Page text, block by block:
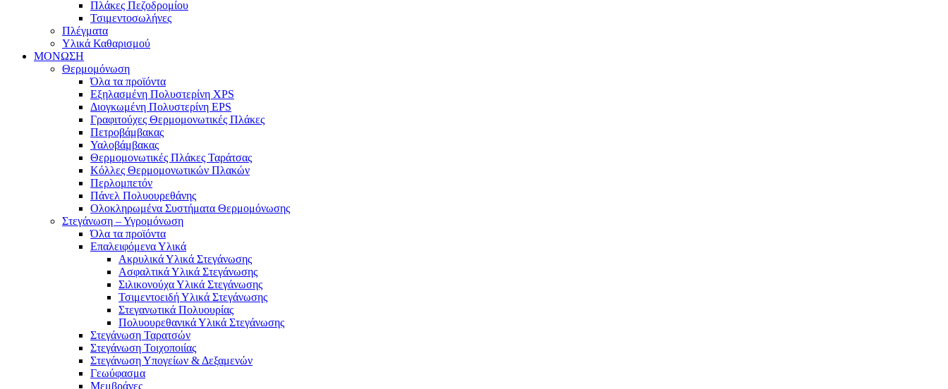
Πλάκες Πεζοδρομίου
Τσιμεντοσωλήνες
Πλέγματα
Υλικά Καθαρισμού
ΜΟΝΩΣΗ
Θερμομόνωση
Όλα τα προϊόντα
Εξηλασμένη Πολυστερίνη XPS
Διογκωμένη Πολυστερίνη EPS
Γραφιτούχες Θερμομονωτικές Πλάκες
Πετροβάμβακας
Υαλοβάμβακας
Θερμομονωτικές Πλάκες Ταράτσας
Κόλλες Θερμομονωτικών Πλακών
Περλομπετόν
Πάνελ Πολυουρεθάνης
Ολοκληρωμένα Συστήματα Θερμομόνωσης
Στεγάνωση – Υγρομόνωση
Όλα τα προϊόντα
Επαλειφόμενα Υλικά
Ακρυλικά Υλικά Στεγάνωσης
Ασφαλτικά Υλικά Στεγάνωσης
Σιλικονούχα Υλικά Στεγάνωσης
Τσιμεντοειδή Υλικά Στεγάνωσης
Στεγανωτικά Πολυουρίας
Πολυουρεθανικά Υλικά Στεγάνωσης
Στεγάνωση Ταρατσών
Στεγάνωση Τοιχοποιίας
Στεγάνωση Υπογείων & Δεξαμενών
Γεωύφασμα
Μεμβράνες